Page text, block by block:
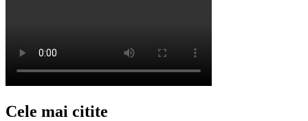
Cele mai citite